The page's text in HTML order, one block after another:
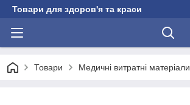
Товари для здоров'я та краси
Товари Медичні витратні матеріали